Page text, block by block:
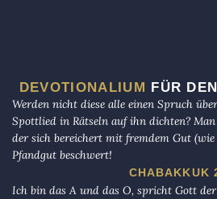
DEVOTIONALIUM FÜR
Werden nicht diese alle einen Spruch
Spottlied in Rätseln auf ihn dichten?
der sich bereichert mit fremdem Gut
Pfandgut beschwert!
CHABAKKUK
Ich bin das A und das O, spricht Gott